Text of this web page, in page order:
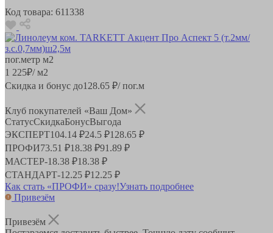
Код товара: 611338
пог.метр м2
1 225₽/ м2
Скидка и бонус до128.65 ₽/ пог.м
Клуб покупателей «Ваш Дом»
СтатусСкидкаБонусВыгода
ЭКСПЕРТ104.14 ₽24.5 ₽128.65 ₽
ПРОФИ73.51 ₽18.38 ₽91.89 ₽
МАСТЕР-18.38 ₽18.38 ₽
СТАНДАРТ-12.25 ₽12.25 ₽
Как стать «ПРОФИ» сразу!Узнать подробнее
Привезём
Привезём